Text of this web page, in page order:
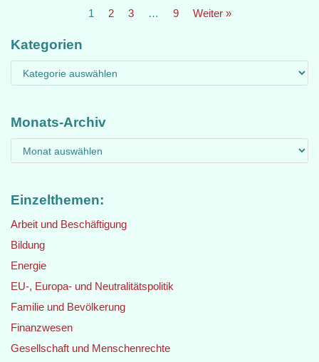
1 2 3 … 9 Weiter »
Kategorien
Monats-Archiv
Einzelthemen:
Arbeit und Beschäftigung
Bildung
Energie
EU-, Europa- und Neutralitätspolitik
Familie und Bevölkerung
Finanzwesen
Gesellschaft und Menschenrechte